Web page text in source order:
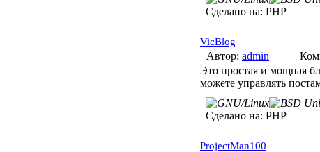
Сделано на: PHP
VicBlog
Автор: admin
Это простая и мощная
можете управлять
Сделано на: PHP
ProjectMan100